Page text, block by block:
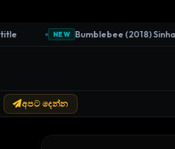
NEW Bumblebee (2018) Sinhala
අපට දෙන්න